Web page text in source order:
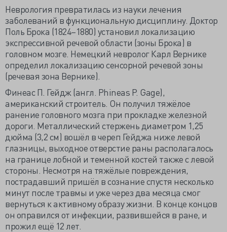
Неврология превратилась из науки лечения
заболеваний в функциональную дисциплину. Доктор
Поль Брока (1824–1880) установил локализацию
экспрессивной речевой области (зоны Брока) в
головном мозге. Немецкий невролог Карл Вернике
определил локализацию сенсорной речевой зоны
(речевая зона Вернике).
Финеас П. Гейдж (англ. Phineas P. Gage),
американский строитель. Он получил тяжёлое
ранение головного мозга при прокладке железной
дороги. Металлический стержень диаметром 1,25
дюйма (3,2 см) вошёл в череп Гейджа ниже левой
глазницы, выходное отверстие раны располагалось
на границе лобной и теменной костей также с левой
стороны. Несмотря на тяжёлые повреждения,
пострадавший пришёл в сознание спустя несколько
минут после травмы и уже через два месяца смог
вернуться к активному образу жизни. В конце концов
он оправился от инфекции, развившейся в ране, и
прожил ещё 12 лет.